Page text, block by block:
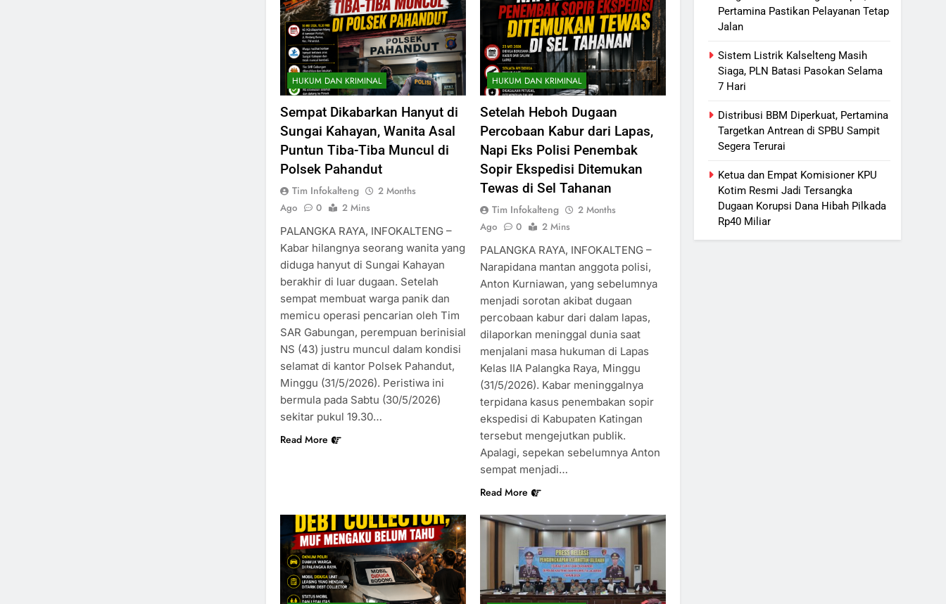
HUKUM DAN KRIMINAL
Sempat Dikabarkan Hanyut di
Sungai Kahayan, Wanita Asal
Puntun Tiba-Tiba Muncul di
Polsek Pahandut
Tim Infokalteng
2 Months
Ago
0
2 Mins
PALANGKA RAYA, INFOKALTENG –
Kabar hilangnya seorang wanita yang
diduga hanyut di Sungai Kahayan
berakhir di luar dugaan. Setelah
sempat membuat warga panik dan
memicu operasi pencarian oleh Tim
SAR Gabungan, perempuan berinisial
NS (43) justru muncul dalam kondisi
selamat di kantor Polsek Pahandut,
Minggu (31/5/2026). Peristiwa ini
bermula pada Sabtu (30/5/2026)
sekitar pukul 19.30…
Read More
HUKUM DAN KRIMINAL
Setelah Heboh Dugaan
Percobaan Kabur dari Lapas,
Napi Eks Polisi Penembak
Sopir Ekspedisi Ditemukan
Tewas di Sel Tahanan
Tim Infokalteng
2 Months
Ago
0
2 Mins
PALANGKA RAYA, INFOKALTENG –
Narapidana mantan anggota polisi,
Anton Kurniawan, yang sebelumnya
menjadi sorotan akibat dugaan
percobaan kabur dari dalam lapas,
dilaporkan meninggal dunia saat
menjalani masa hukuman di Lapas
Kelas IIA Palangka Raya, Minggu
(31/5/2026). Kabar meninggalnya
terpidana kasus penembakan sopir
ekspedisi di Kabupaten Katingan
tersebut mengejutkan publik.
Apalagi, sepekan sebelumnya Anton
sempat menjadi…
Read More
Pertamina Pastikan Pelayanan Tetap
Jalan
Sistem Listrik Kalselteng Masih
Siaga, PLN Batasi Pasokan Selama
7 Hari
Distribusi BBM Diperkuat, Pertamina
Targetkan Antrean di SPBU Sampit
Segera Terurai
Ketua dan Empat Komisioner KPU
Kotim Resmi Jadi Tersangka
Dugaan Korupsi Dana Hibah Pilkada
Rp40 Miliar